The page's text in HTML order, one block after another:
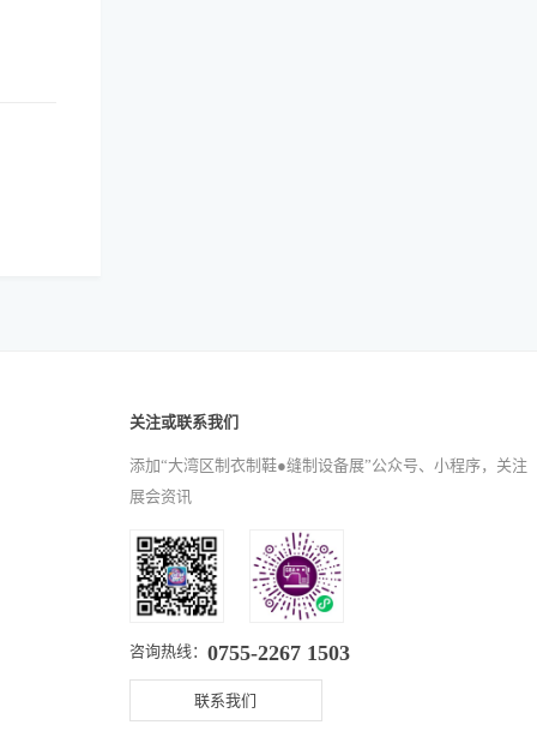
关注或联系我们
添加“大湾区制衣制鞋●缝制设备展”公众号、小程序，关注
展会资讯
咨询热线： 0755-2267 1503
联系我们